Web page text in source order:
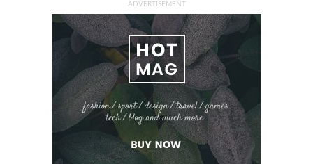
ADVERTISEMENT